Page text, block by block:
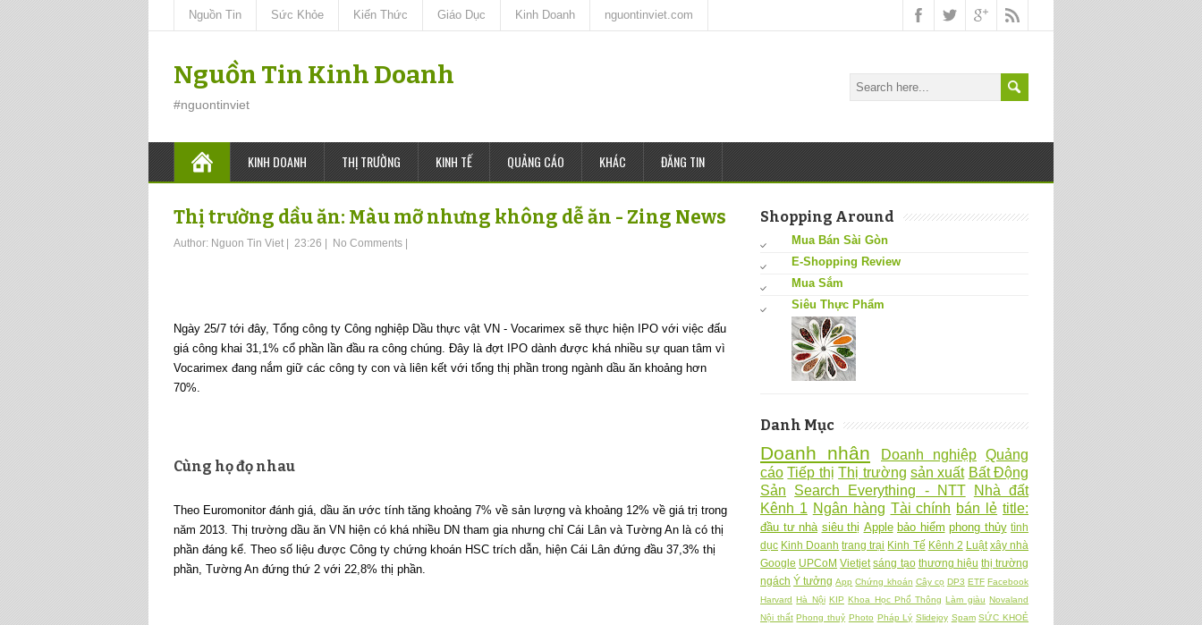
Nguồn Tin Sức Khỏe Kiến Thức Giáo Dục Kinh Doanh nguontinviet.com
Nguồn Tin Kinh Doanh
#nguontinviet
KINH DOANH THỊ TRƯỜNG KINH TẾ QUẢNG CÁO KHÁC ĐĂNG TIN
Thị trường dầu ăn: Màu mỡ nhưng không dễ ăn - Zing News
Author: Nguon Tin Viet 23:26 No Comments
Ngày 25/7 tới đây, Tổng công ty Công nghiệp Dầu thực vật VN - Vocarimex sẽ thực hiện IPO với việc đấu
giá công khai 31,1% cổ phần lần đầu ra công chúng. Đây là đợt IPO dành được khá nhiều sự quan tâm vì
Vocarimex đang nắm giữ các công ty con và liên kết với tổng thị phần trong ngành dầu ăn khoảng hơn
70%.
Cùng họ đọ nhau
Theo Euromonitor đánh giá, dầu ăn ước tính tăng khoảng 7% về sản lượng và khoảng 12% về giá trị trong
năm 2013. Thị trường dầu ăn VN hiện có khá nhiều DN tham gia nhưng chỉ Cái Lân và Tường An là có thị
phần đáng kể. Theo số liệu được Công ty chứng khoán HSC trích dẫn, hiện Cái Lân đứng đầu 37,3% thị
phần, Tường An đứng thứ 2 với 22,8% thị phần.
Shopping Around
Mua Bán Sài Gòn
E-Shopping Review
Mua Sắm
Siêu Thực Phẩm
Danh Mục
Doanh nhân Doanh nghiệp Quảng
cáo Tiếp thị Thị trường sản xuất Bất Động
Sản
Search Everything - NTT
Nhà đất
Kênh 1 Ngân hàng Tài chính bán lẻ title:
đầu tư nhà siêu thị Apple bảo hiểm phong thủy tình
dục Kinh Doanh trang trại Kinh Tế Kênh 2 Luật xây nhà
Google UPCoM Vietjet sáng tạo thương hiệu thị trường
ngách Ý tưởng App Chứng khoán Cây cọ DP3 ETF Facebook
Harvard Hà Nội KIP Khoa Học Phổ Thông Làm giàu Novaland
Nội thất Phong thuỷ Photo Pháp Lý Slidejoy Spam SỨC KHOẺ